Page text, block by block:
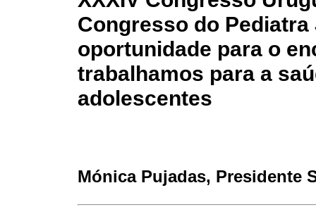
Congresso do
oportunidade para o
trabalhamos para a
adolescentes
Mónica Pujadas, Presidente